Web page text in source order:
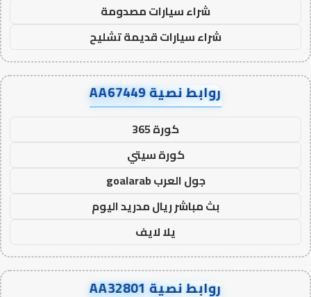
شراء سيارات مصدومة
شراء سيارات قديمة تشليح
روابط نصية AA67449
كورة 365
كورة سيتي
جول العرب goalarab
بث مباشر ريال مدريد اليوم
يلا لايف
روابط نصية AA32801